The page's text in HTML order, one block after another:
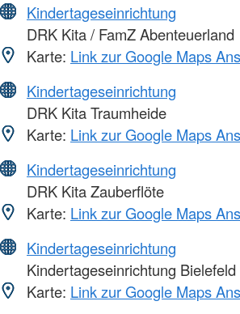
Kindertageseinrichtung
DRK Kita / FamZ Abenteuerland
Karte: Link zur Google Maps
Kindertageseinrichtung
DRK Kita Traumheide
Karte: Link zur Google Maps
Kindertageseinrichtung
DRK Kita Zauberflöte
Karte: Link zur Google Maps
Kindertageseinrichtung
Kindertageseinrichtung Bielefeld
Karte: Link zur Google Maps